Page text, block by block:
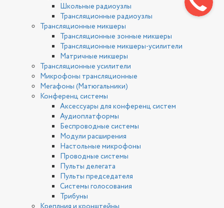
Школьные радиоузлы
Трансляционные радиоузлы
Трансляционные микшеры
Трансляционные зонные микшеры
Трансляционные микшеры-усилители
Матричные микшеры
Трансляционные усилители
Микрофоны трансляционные
Мегафоны (Матюгальники)
Конференц системы
Аксессуары для конференц систем
Аудиоплатформы
Беспроводные системы
Модули расширения
Настольные микрофоны
Проводные системы
Пульты делегата
Пульты председателя
Системы голосования
Трибуны